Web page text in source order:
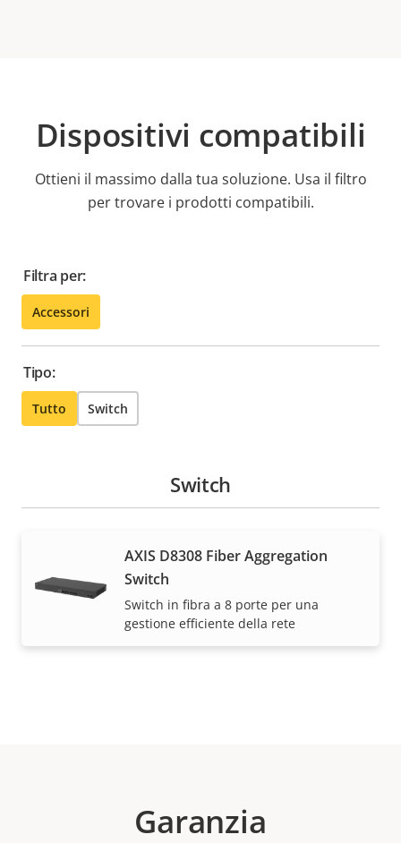
Dispositivi compatibili
Ottieni il massimo dalla tua soluzione. Usa il filtro
per trovare i prodotti compatibili.
Filtra per:
Accessori
Tipo:
Tutto Switch
Switch
AXIS D8308 Fiber Aggregation
Switch
Switch in fibra a 8 porte per una
gestione efficiente della rete
Garanzia